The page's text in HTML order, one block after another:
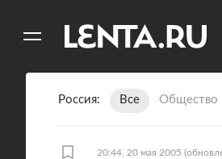
Россия Все Общество
20:44, 20 мая 2005